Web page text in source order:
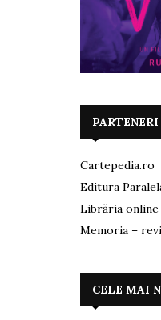
PARTENERI
Cartepedia.ro
Editura
Librăria
Memoria –
CELE MAI